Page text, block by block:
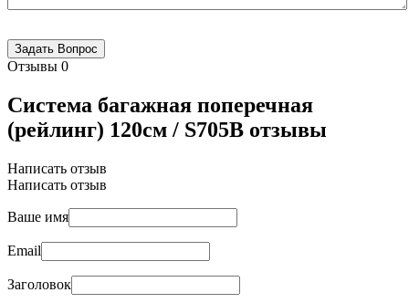
Отзывы 0
Система багажная поперечная
(рейлинг) 120см / S705B отзывы
Написать отзыв
Написать отзыв
Ваше имя
Email
Заголовок